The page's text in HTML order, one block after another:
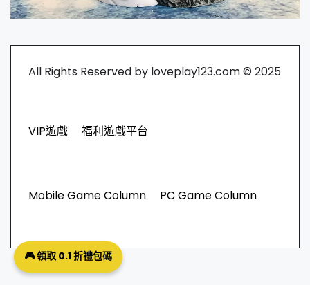
All Rights Reserved by loveplay123.com © 2025
VIP遊戲 福利遊戲平台
Mobile Game Column PC Game Column
🎮 領取 0.1 折禮包碼